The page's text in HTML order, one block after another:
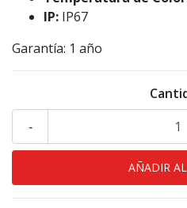
IP: IP67
Garantía: 1 año
-